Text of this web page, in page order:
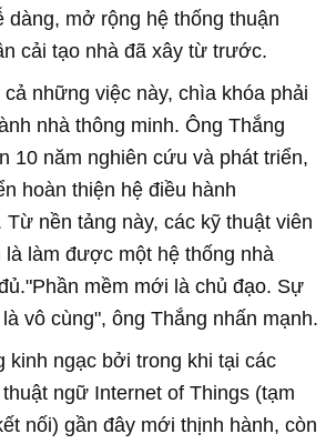
dàng, mở rộng hệ thống thuận
cải tạo nhà đã xây từ trước.
những việc này, chìa khóa phải
nhà thông minh. Ông Thắng
10 năm nghiên cứu và phát triển,
hoàn thiện hệ điều hành
Từ nền tảng này, các kỹ thuật viên
là làm được một hệ thống nhà
mềm mới là chủ đạo. Sự
vô cùng", ông Thắng nhấn mạnh.
kinh ngạc bởi trong khi tại các
ngữ Internet of Things (tạm
nối) gần đây mới thịnh hành, còn